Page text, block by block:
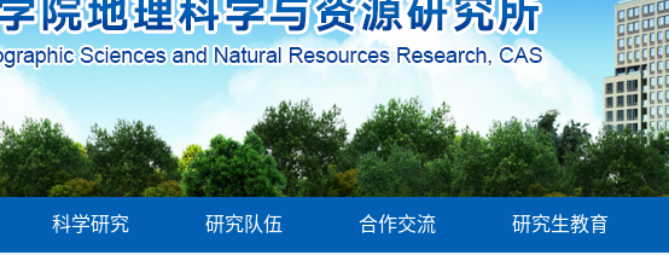
科学研究 研究队伍 合作交流 研究生教育